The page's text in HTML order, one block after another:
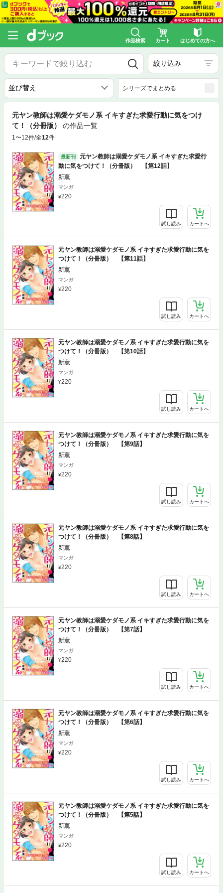
作品検索 カート はじめての方へ
絞り込み
シリーズでまとめる
元ヤン教師は溺愛ケダモノ系 イキすぎた求愛行動に気をつけ
て！（分冊版）
の作品一覧
1〜12件/全12件
最新刊
元ヤン教師は溺愛ケダモノ系 イキすぎた求愛行
動に気をつけて！（分冊版） 【第12話】
新薫
マンガ
220
試し読み カートへ
元ヤン教師は溺愛ケダモノ系 イキすぎた求愛行動に気を
つけて！（分冊版） 【第11話】
新薫
マンガ
220
試し読み カートへ
元ヤン教師は溺愛ケダモノ系 イキすぎた求愛行動に気を
つけて！（分冊版） 【第10話】
新薫
マンガ
220
試し読み カートへ
元ヤン教師は溺愛ケダモノ系 イキすぎた求愛行動に気を
つけて！（分冊版） 【第9話】
新薫
マンガ
220
試し読み カートへ
元ヤン教師は溺愛ケダモノ系 イキすぎた求愛行動に気を
つけて！（分冊版） 【第8話】
新薫
マンガ
220
試し読み カートへ
元ヤン教師は溺愛ケダモノ系 イキすぎた求愛行動に気を
つけて！（分冊版） 【第7話】
新薫
マンガ
220
試し読み カートへ
元ヤン教師は溺愛ケダモノ系 イキすぎた求愛行動に気を
つけて！（分冊版） 【第6話】
新薫
マンガ
220
試し読み カートへ
元ヤン教師は溺愛ケダモノ系 イキすぎた求愛行動に気を
つけて！（分冊版） 【第5話】
新薫
マンガ
220
試し読み カートへ